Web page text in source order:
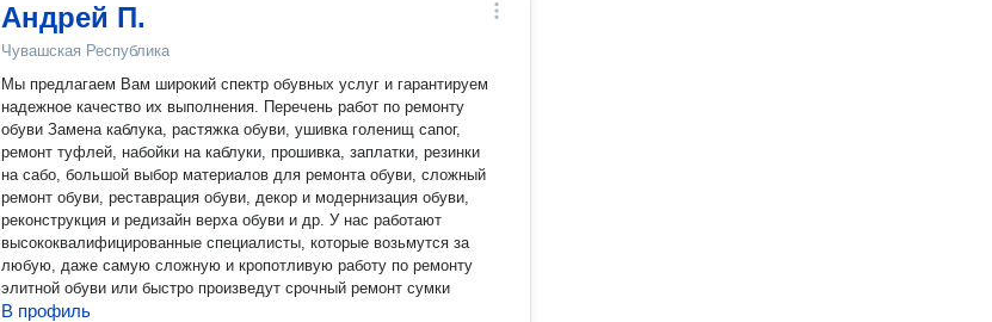
Андрей П.
Чувашская Республика
Мы предлагаем Вам широкий спектр обувных услуг и гарантируем
надежное качество их выполнения. Перечень работ по ремонту
обуви Замена каблука, растяжка обуви, ушивка голенищ сапог,
ремонт туфлей, набойки на каблуки, прошивка, заплатки, резинки
на сабо, большой выбор материалов для ремонта обуви, сложный
ремонт обуви, реставрация обуви, декор и модернизация обуви,
реконструкция и редизайн верха обуви и др. У нас работают
высококвалифицированные специалисты, которые возьмутся за
любую, даже самую сложную и кропотливую работу по ремонту
элитной обуви или быстро произведут срочный ремонт сумки
В профиль